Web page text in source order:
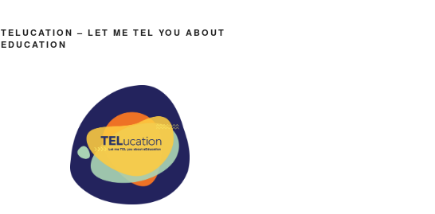
TELUCATION – LET ME TEL YOU ABOUT
EDUCATION